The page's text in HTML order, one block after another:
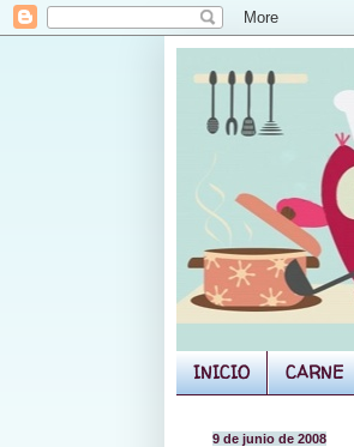
INICIO CARNE
9 de junio de 2008